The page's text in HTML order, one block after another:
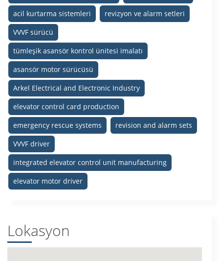
acil kurtarma sistemleri
revizyon ve alarm setleri
VVVF sürücü
tümleşik asansör kontrol ünitesi imalatı
asansör motor sürücüsü
Arkel Electrical and Electronic Industry
elevator control card production
emergency rescue systems
revision and alarm sets
VVVF driver
integrated elevator control unit manufacturing
elevator motor driver
Lokasyon